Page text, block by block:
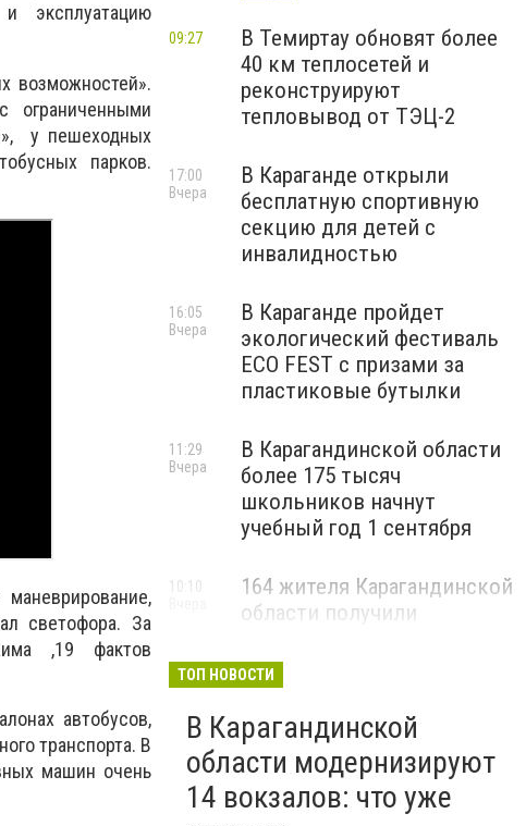
эксплуатацию
возможностей».
у пешеходных
парков.
светофора. За
,19 фактов
автобусов,
транспорта. В
машин очень
В Темиртау обновят более
40 км теплосетей и
реконструируют
тепловывод от ТЭЦ-2
09:27
В Караганде открыли
бесплатную спортивную
секцию для детей с
инвалидностью
17:00
Вчера
В Караганде пройдет
экологический фестиваль
ECO FEST с призами за
пластиковые бутылки
16:05
Вчера
В Карагандинской области
более 175 тысяч
школьников начнут
учебный год 1 сентября
11:29
Вчера
164 жителя Карагандинской
области получили
бизнес
10:10
ТОП НОВОСТИ
В Карагандинской
области модернизируют
14 вокзалов: что уже